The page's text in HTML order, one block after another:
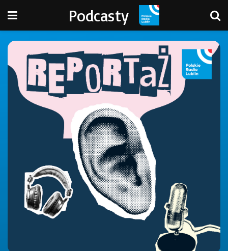
Podcasty